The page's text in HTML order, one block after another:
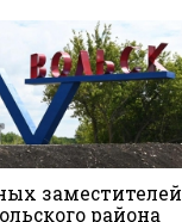
заместителей
района